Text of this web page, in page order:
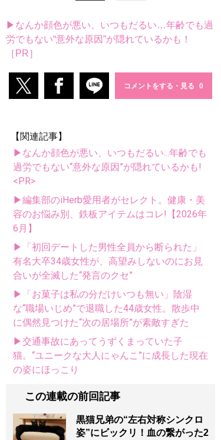
▶なんか顔色が悪い、いつもだるい…年齢でも過
労でもない“意外な原因”が隠れているかも！
［PR］
コメントをする・見る
【関連記事】
▶なんか顔色が悪い、いつもだるい...年齢でも
過労でもない“意外な原因”が隠れているかも!
<PR>
▶編集部のiHerb愛用者がセレクト。健康・美
容のお悩み別、鉄板アイテムはコレ!【2026年
6月】
▶「初回デートした男性全員から断られた」
有名大卒34歳女性が、高望みしないのにお見
合いが全滅した“発言のクセ”
▶「お菓子は私の分だけいつも無い」陰湿
な“職場いじめ”で退職した44歳女性。散歩中
に偶然見つけた“次の居場所”が素敵すぎた
▶交通事故にあってうずくまっていた子
猫。“ユニークな大人にゃんこ”に成長した現在
の姿にほっこり
この連載の前回記事
黒猫兄弟の“左右対称シンクロ
姿”にビックリ！血の繋がった2